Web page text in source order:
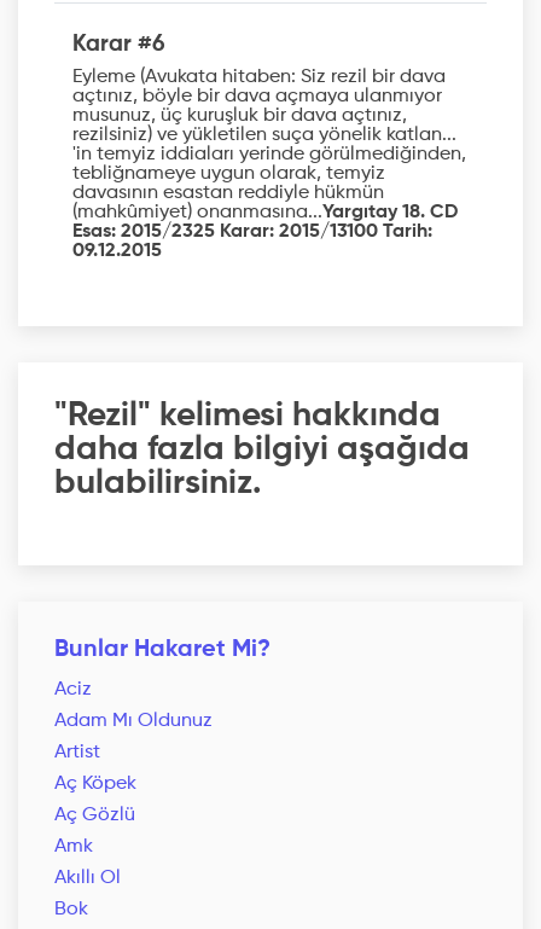
Karar #6
Eyleme (Avukata hitaben: Siz rezil bir dava
açtınız, böyle bir dava açmaya ulanmıyor
musunuz, üç kuruşluk bir dava açtınız,
rezilsiniz) ve yükletilen suça yönelik katlan...
'in temyiz iddiaları yerinde görülmediğinden,
tebliğnameye uygun olarak, temyiz
davasının esastan reddiyle hükmün
(mahkûmiyet) onanmasına...Yargıtay 18. CD
Esas: 2015/2325 Karar: 2015/13100 Tarih:
09.12.2015
"Rezil" kelimesi hakkında
daha fazla bilgiyi aşağıda
bulabilirsiniz.
Bunlar Hakaret Mi?
Aciz
Adam Mı Oldunuz
Artist
Aç Köpek
Aç Gözlü
Amk
Akıllı Ol
Bok